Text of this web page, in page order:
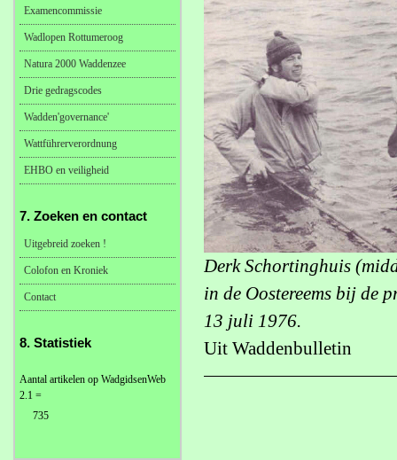
Derk Schortinghuis
in de Oostereems bij de
13 juli 1976.
Uit Waddenbulletin
Examencommissie
Wadlopen Rottumeroog
Natura 2000 Waddenzee
Drie gedragscodes
Wadden'governance'
Wattführerverordnung
EHBO en veiligheid
7. Zoeken en contact
Uitgebreid zoeken !
Colofon en Kroniek
Contact
8. Statistiek
Aantal artikelen op WadgidsenWeb
2.1 =
735